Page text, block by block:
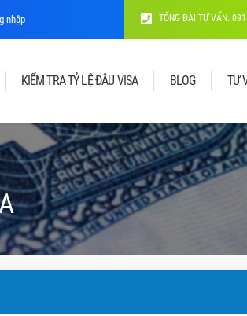
nhập TỔNG ĐÀI TƯ VẤN:
KIỂM TRA TỶ LỆ ĐẬU VISA BLOG TƯ